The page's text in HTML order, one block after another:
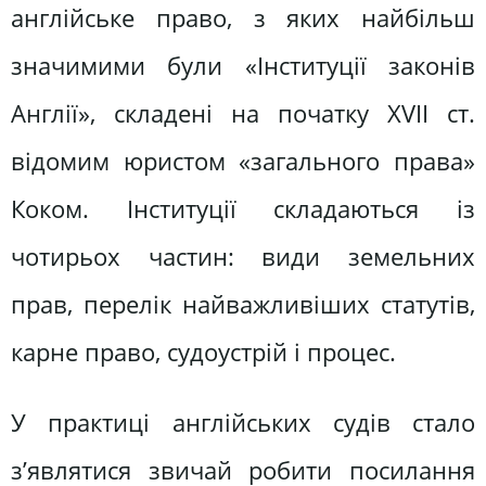
англійське право, з яких найбільш
значимими були «Інституції законів
Англії», складені на початку XVІІ ст.
відомим юристом «загального права»
Коком. Інституції складаються із
чотирьох частин: види земельних
прав, перелік найважливіших статутів,
карне право, судоустрій і процес.
У практиці англійських судів стало
з’являтися звичай робити посилання